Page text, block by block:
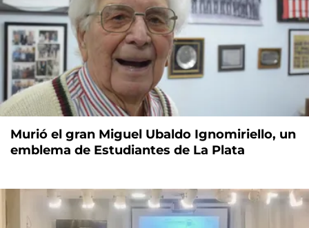
Murió el gran Miguel Ubaldo Ignomiriello, un
emblema de Estudiantes de La Plata